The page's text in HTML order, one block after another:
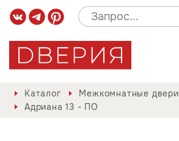
Каталог Межкомнатные двери
Адриана 13 - ПО